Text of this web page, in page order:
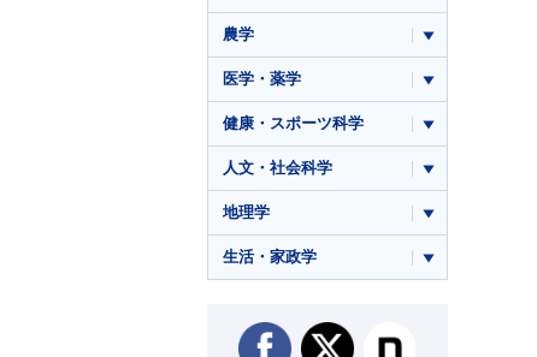
農学
医学・薬学
健康・スポーツ科学
人文・社会科学
地理学
生活・家政学